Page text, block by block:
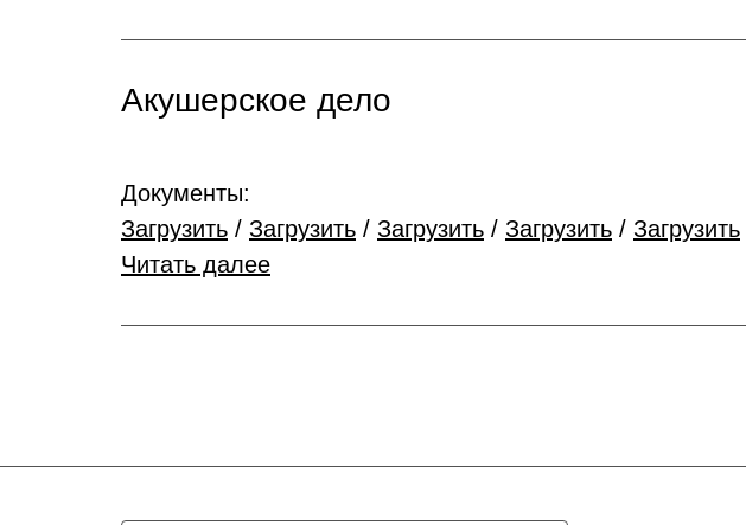
Акушерское дело
Документы:
Загрузить / Загрузить / Загрузить / Загрузить / Загрузить
Читать далее